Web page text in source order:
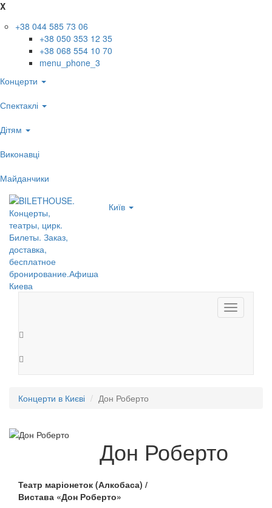
X
+38 044 585 73 06
+38 050 353 12 35
+38 068 554 10 70
menu_phone_3
Концерти
Спектаклі
Дітям
Виконавці
Майданчики
Київ
Toggle
navigation
Концерти в Києві Дон Роберто
Дон Роберто
Театр маріонеток (Алкобаса) /
Вистава «Дон Роберто»